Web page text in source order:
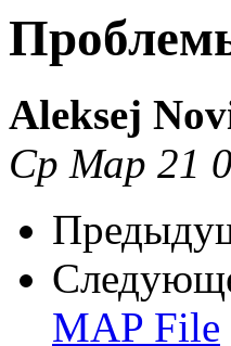
Aleksej
Ср Мар 21
MAP File